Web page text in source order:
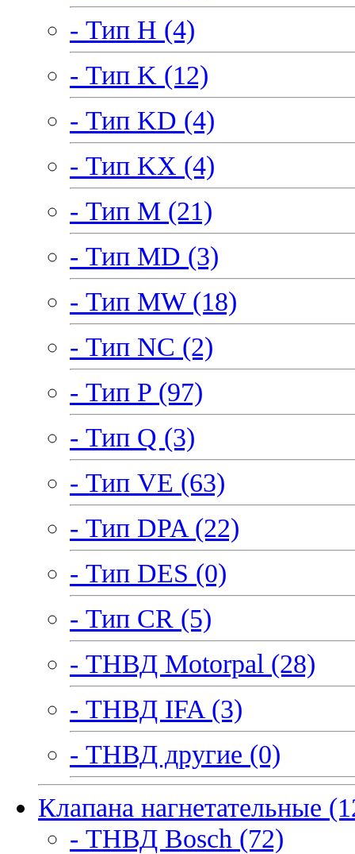
- Тип H (4)
- Тип K (12)
- Тип KD (4)
- Тип KX (4)
- Тип M (21)
- Тип MD (3)
- Тип MW (18)
- Тип NC (2)
- Тип P (97)
- Тип Q (3)
- Тип VE (63)
- Тип DPA (22)
- Тип DES (0)
- Тип CR (5)
- ТНВД Motorpal (28)
- ТНВД IFA (3)
- ТНВД другие (0)
Клапана нагнетательные
- ТНВД Bosch (72)